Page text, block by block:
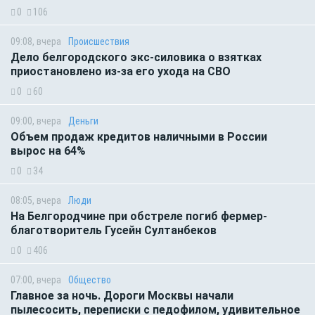
0 106
09:08, вчера Происшествия
Дело белгородского экс-силовика о взятках
приостановлено из-за его ухода на СВО
0 60
09:00, вчера Деньги
Объем продаж кредитов наличными в России
вырос на 64%
0 34
08:05, вчера Люди
На Белгородчине при обстреле погиб фермер-
благотворитель Гусейн Султанбеков
0 406
07:00, вчера Общество
Главное за ночь. Дороги Москвы начали
пылесосить, переписки с педофилом, удивительное